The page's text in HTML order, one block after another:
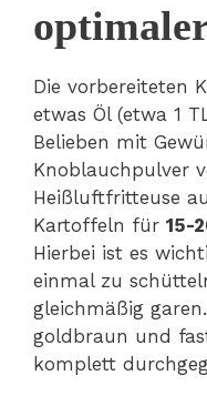
Die vorbereiteten
etwas Öl (etwa 1
Belieben mit
Knoblauchpulver
Heißluftfritteuse
Kartoffeln für15-
Hierbei ist es
einmal zu
gleichmäßig
goldbraun und
komplett